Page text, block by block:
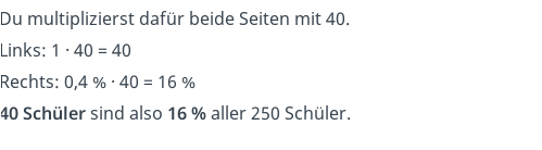
Du multiplizierst dafür beide Seiten mit 40.
Links: 1 · 40 = 40
Rechts: 0,4 % · 40 = 16 %
40 Schülersind also 16 %aller 250 Schüler.